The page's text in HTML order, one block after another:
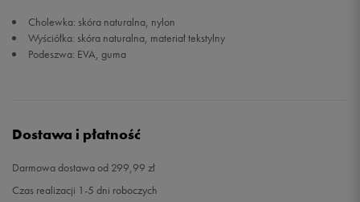
Cholewka: skóra naturalna, nylon
Wyściółka: skóra naturalna, materiał tekstylny
Podeszwa: EVA, guma
Dostawa i płatność
Darmowa dostawa od 299,99 zł
Czas realizacji 1-5 dni roboczych